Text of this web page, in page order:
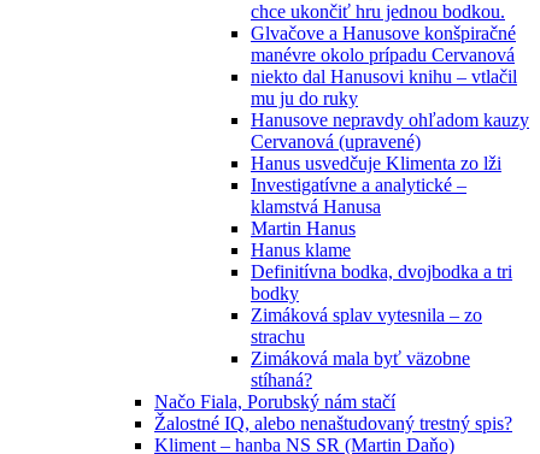
chce ukončiť hru jednou bodkou.
Glvačove a Hanusove konšpiračné
manévre okolo prípadu Cervanová
niekto dal Hanusovi knihu – vtlačil
mu ju do ruky
Hanusove nepravdy ohľadom kauzy
Cervanová (upravené)
Hanus usvedčuje Klimenta zo lži
Investigatívne a analytické –
klamstvá Hanusa
Martin Hanus
Hanus klame
Definitívna bodka, dvojbodka a tri
bodky
Zimáková splav vytesnila – zo
strachu
Zimáková mala byť väzobne
stíhaná?
Načo Fiala, Porubský nám stačí
Žalostné IQ, alebo nenaštudovaný trestný spis?
Kliment – hanba NS SR (Martin Daňo)